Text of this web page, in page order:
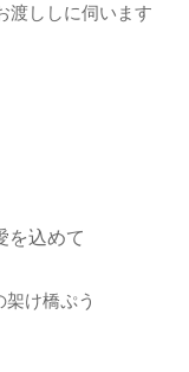
渡ししに伺います
を込めて
け橋ぷう